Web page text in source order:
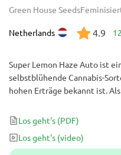
Green House Seeds
Netherlands 4.9
Super Lemon Haze Auto ist
selbstblühende Cannabis-
hohen Erträge bekannt ist.
Nachkommen des Super
euphorisches Summen und
Los geht's (PDF)
Los geht's (video)